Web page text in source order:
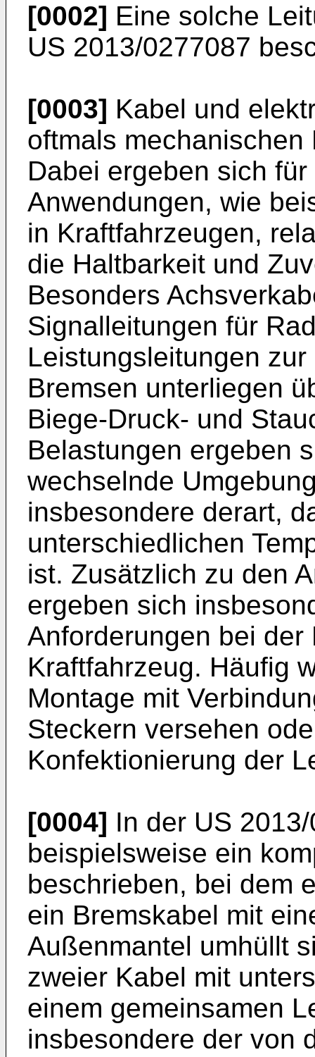
[0002] Eine solche
US 2013/0277087
[0003] Kabel und
oftmals
Dabei ergeben sich
Anwendungen, wie
in Kraftfahrzeugen,
die Haltbarkeit und
Besonders
Signalleitungen für
Leistungsleitungen
Bremsen unterliegen
Biege-Druck- und
Belastungen ergeben
wechselnde
insbesondere derart,
unterschiedlichen
ist. Zusätzlich zu den
ergeben sich
Anforderungen bei
Kraftfahrzeug. Häufig
Montage mit
Steckern versehen
Konfektionierung der
[0004] In der US
beispielsweise ein
beschrieben, bei dem
ein Bremskabel mit
Außenmantel umhüllt
zweier Kabel mit
einem gemeinsamen
insbesondere der von